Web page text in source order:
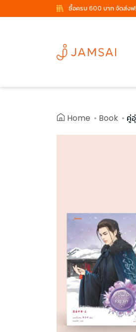
ซื้อครบ 600 บาท จัดส่งฟ
Home Book คู่